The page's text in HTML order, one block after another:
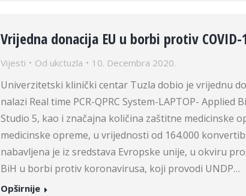
Vrijedna donacija EU u borbi protiv COVID-
Vijesti Od ukctuzla 10. Decembra 2020.
Univerzitetski klinički centar Tuzla dobio je vrijednu
nalazi Real time PCR-QPRC System-LAPTOP- Applied
Studio 5, kao i značajna količina zaštitne medicinske
medicinske opreme, u vrijednosti od 164.000
nabavljena je iz sredstava Evropske unije, u okviru
BiH u borbi protiv koronavirusa, koji provodi UNDP…
Opširnije